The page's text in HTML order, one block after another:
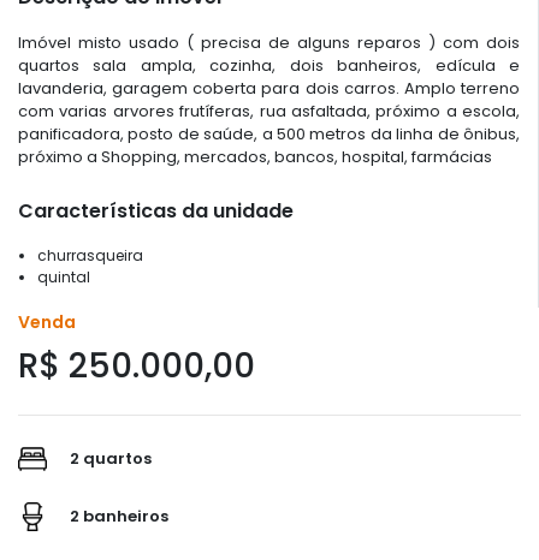
Imóvel misto usado ( precisa de alguns reparos ) com dois
quartos sala ampla, cozinha, dois banheiros, edícula e
lavanderia, garagem coberta para dois carros. Amplo terreno
com varias arvores frutíferas, rua asfaltada, próximo a escola,
panificadora, posto de saúde, a 500 metros da linha de ônibus,
próximo a Shopping, mercados, bancos, hospital, farmácias
Características da unidade
churrasqueira
quintal
Venda
R$ 250.000,00
2 quartos
2 banheiros